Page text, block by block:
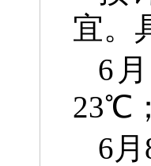
宜。
6
23℃；
6